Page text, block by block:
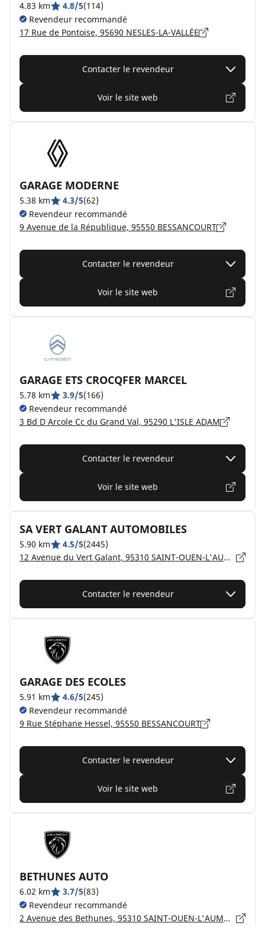
4.83 km 4.8/5(114)
Revendeur recommandé
17 Rue de Pontoise, 95690 NESLES-LA-VALLÉE
Contacter le revendeur
Voir le site web
GARAGE MODERNE
5.38 km 4.3/5(62)
Revendeur recommandé
9 Avenue de la République, 95550 BESSANCOURT
Contacter le revendeur
Voir le site web
GARAGE ETS CROCQFER MARCEL
5.78 km 3.9/5(166)
Revendeur recommandé
3 Bd D Arcole Cc du Grand Val, 95290 L'ISLE ADAM
Contacter le revendeur
Voir le site web
SA VERT GALANT AUTOMOBILES
5.90 km 4.5/5(2445)
12 Avenue du Vert Galant, 95310 SAINT-OUEN-L'AUMÔNE
Contacter le revendeur
GARAGE DES ECOLES
5.91 km 4.6/5(245)
Revendeur recommandé
9 Rue Stéphane Hessel, 95550 BESSANCOURT
Contacter le revendeur
Voir le site web
BETHUNES AUTO
6.02 km 3.7/5(83)
Revendeur recommandé
2 Avenue des Bethunes, 95310 SAINT-OUEN-L'AUMÔNE